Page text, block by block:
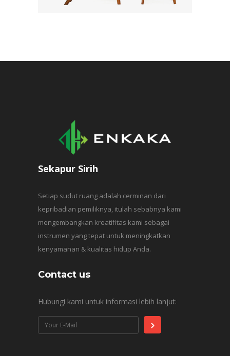
Sekapur Sirih
Setiap sudut ruang adalah cerminan dari
kepribadian pemiliknya, itulah sebabnya kami
mengembangkan kreatifitas kami sebagai
instrumen yang tepat untuk meningkatkan
kenyamanan & kualitas hidup Anda.
Contact us
Hubungi kami untuk informasi lebih lanjut: